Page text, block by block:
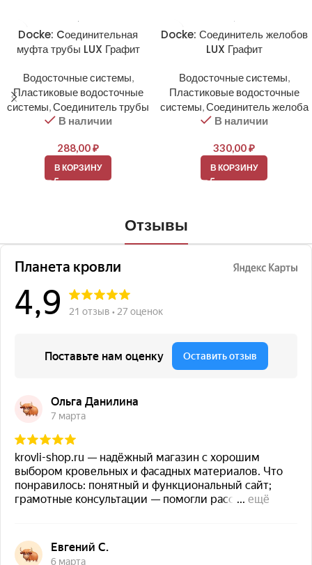
Docke: Cоединительная
муфта трубы LUX Графит
Водосточные системы,
Пластиковые водосточные
системы,Соединитель трубы
В наличии
288,00₽
В КОРЗИНУ
Docke: Соединитель желобов
LUX Графит
Водосточные системы,
Пластиковые водосточные
системы,Соединитель желоба
В наличии
330,00₽
В КОРЗИНУ
Отзывы